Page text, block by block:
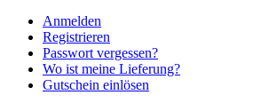
Anmelden
Registrieren
Passwort vergessen?
Wo ist meine Lieferung?
Gutschein einlösen